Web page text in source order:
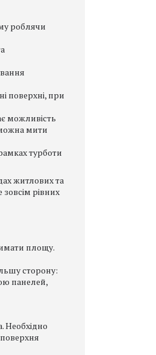
роблячи
поверхні, при
можливість
мити
турботи
житлових та
рівних
площу.
сторону:
панелей,
Необхідно